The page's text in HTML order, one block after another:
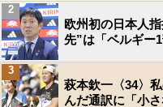
欧州初の日本人
先”は「ベルギー
2
萩本欽一〈34〉
んだ通訳に「小
3